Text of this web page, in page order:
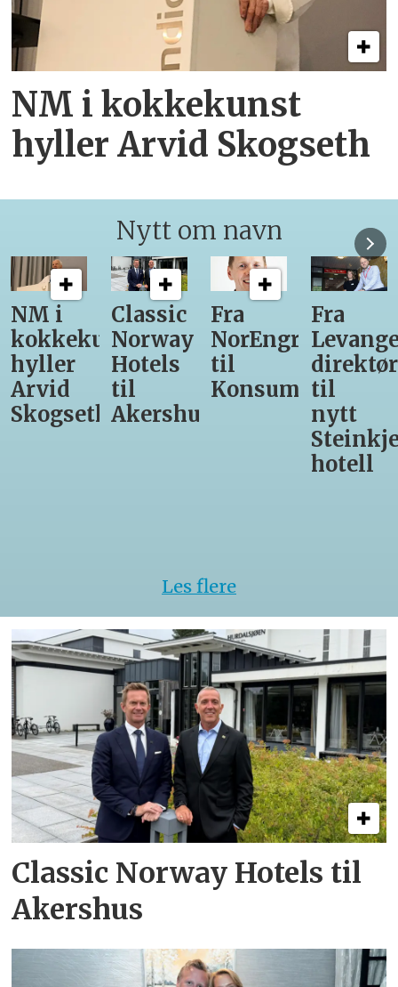
NM i kokkekunst
hyller Arvid Skogseth
Nytt om navn
Classic
Norway
Hotels
til
Akershus
Fra
NorEngros
til
Konsumgruppen
Fra
Levanger-
direktør
til
Steinkjer-
12
får
være
med
Asko
Les flere
Classic Norway Hotels til
Akershus